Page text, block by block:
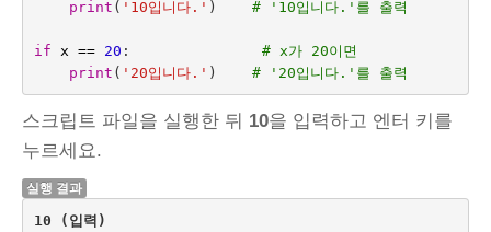
print ( '10입니다.' ) # '10입니다.'를 출력
if x == 20 :
# x가 20이면
print ( '20입니다.' ) # '20입니다.'를 출력
스크립트 파일을 실행한 뒤 10을 입력하고 엔터 키를
누르세요.
실행 결과
10 (입력)